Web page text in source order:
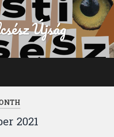
Újság
2021